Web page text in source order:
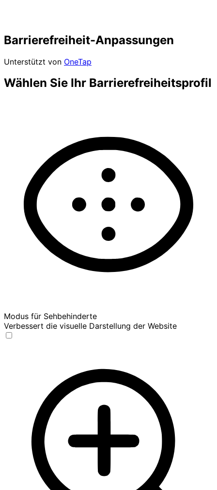
Barrierefreiheit-Anpassungen
Unterstützt von OneTap
Wählen Sie Ihr Barrierefreiheitsprofil
Modus für Sehbehinderte
Verbessert die visuelle Darstellung der Website